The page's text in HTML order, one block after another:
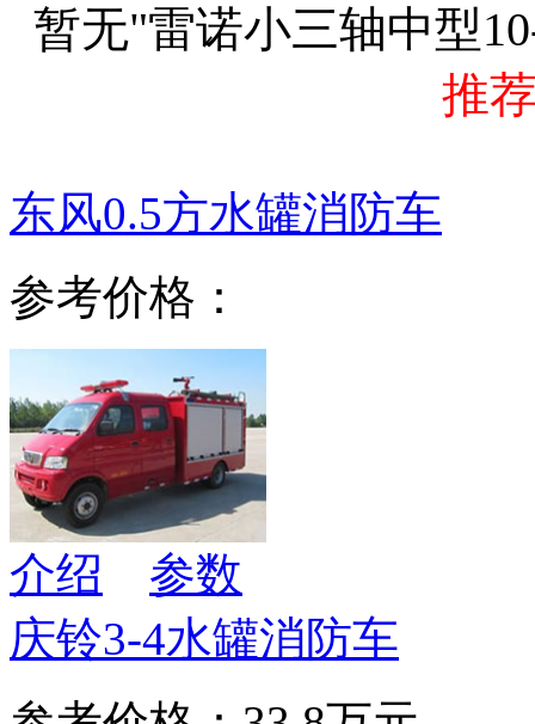
暂无"雷诺小三轴中型
推
东风0.5方水罐消防车
参考价格：
介绍
参数
庆铃3-4水罐消防车